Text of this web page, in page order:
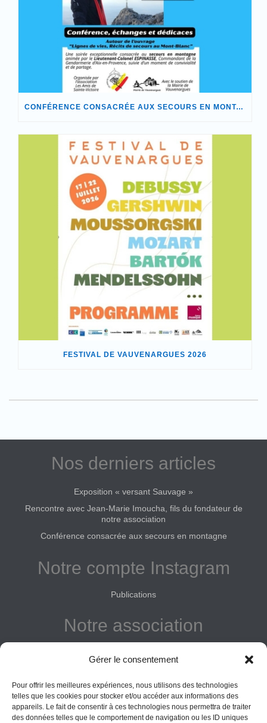
Gérer le consentement
Pour offrir les meilleures expériences, nous utilisons des technologies
telles que les cookies pour stocker et/ou accéder aux informations des
appareils. Le fait de consentir à ces technologies nous permettra de traiter
des données telles que le comportement de navigation ou les ID uniques
CONFÉRENCE CONSACRÉE AUX SECOURS EN MONTAGNE
FESTIVAL DE VAUVENARGUES 2026
Nos derniers articles
Exposition « versant Sauvage »
Rencontre avec Jean-Marie Imoucha, fils du fondateur de
notre association
Conférence consacrée aux secours en montagne
Notre compte Instagram
Publications
Notre association
Donner